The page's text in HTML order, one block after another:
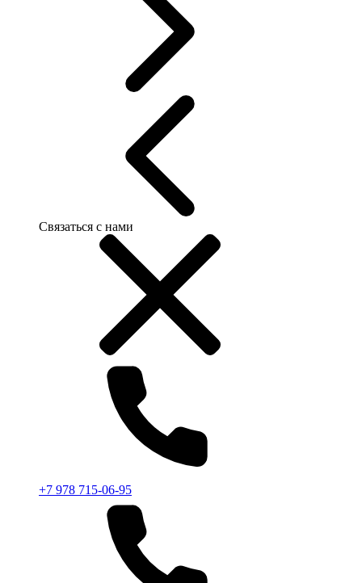
Связаться с нами
+7 978 715-06-95